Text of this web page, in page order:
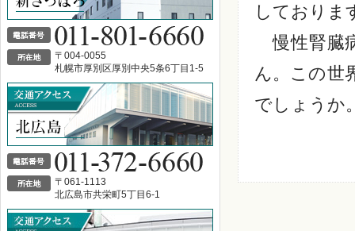
〒004-0055
札幌市厚別区厚別中央5条6丁目1-5
〒061-1113
北広島市共栄町5丁目6-1
しておりま
慢性腎臓
ん。この世
でしょうか